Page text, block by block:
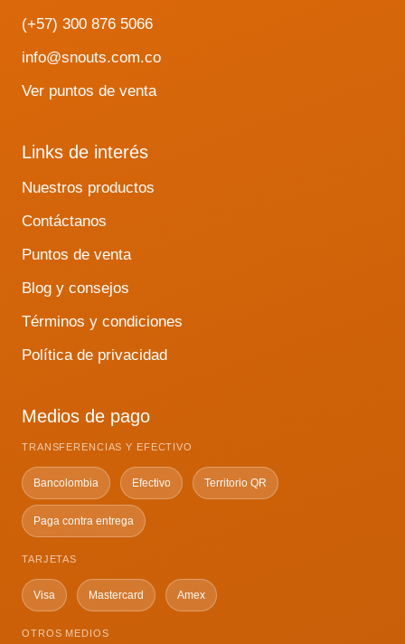
(+57) 300 876 5066
info@snouts.com.co
Ver puntos de venta
Links de interés
Nuestros productos
Contáctanos
Puntos de venta
Blog y consejos
Términos y condiciones
Política de privacidad
Medios de pago
TRANSFERENCIAS Y EFECTIVO
Bancolombia Efectivo Territorio QR
Paga contra entrega
TARJETAS
Visa Mastercard Amex
OTROS MEDIOS